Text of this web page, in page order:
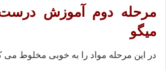
مرحله دوم آموزش درست
میگو
در این مرحله مواد را به خوبی مخلوط می